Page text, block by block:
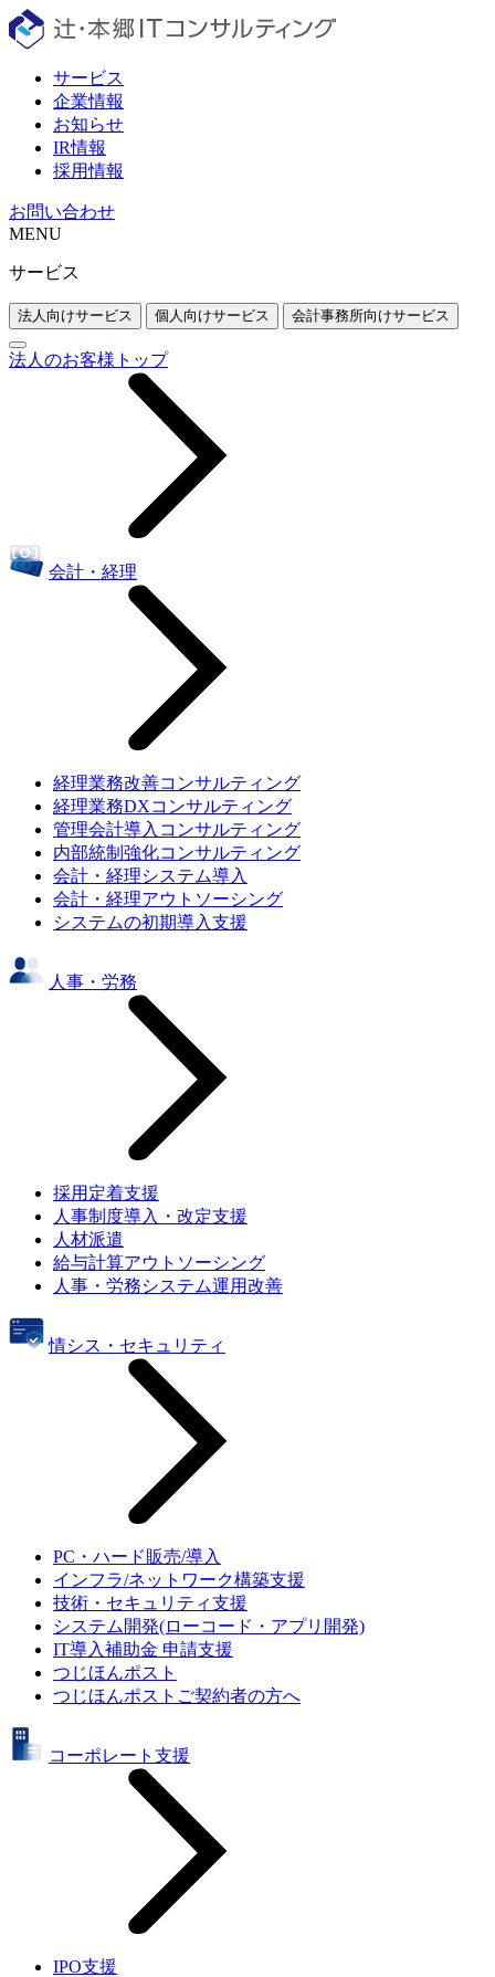
サービス
企業情報
お知らせ
IR情報
採用情報
お問い合わせ
MENU
サービス
法人向けサービス 個人向けサービス 会計事務所向けサービス
法人のお客様トップ
会計・経理
経理業務改善コンサルティング
経理業務DXコンサルティング
管理会計導入コンサルティング
内部統制強化コンサルティング
会計・経理システム導入
会計・経理アウトソーシング
システムの初期導入支援
人事・労務
採用定着支援
人事制度導入・改定支援
人材派遣
給与計算アウトソーシング
人事・労務システム運用改善
情シス・セキュリティ
PC・ハード販売/導入
インフラ/ネットワーク構築支援
技術・セキュリティ支援
システム開発(ローコード・アプリ開発)
IT導入補助金 申請支援
つじほんポスト
つじほんポストご契約者の方へ
コーポレート支援
IPO支援